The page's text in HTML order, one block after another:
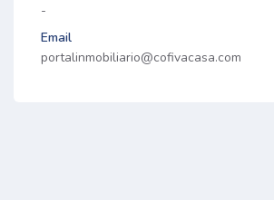
-
Email
portalinmobiliario@cofivacasa.com